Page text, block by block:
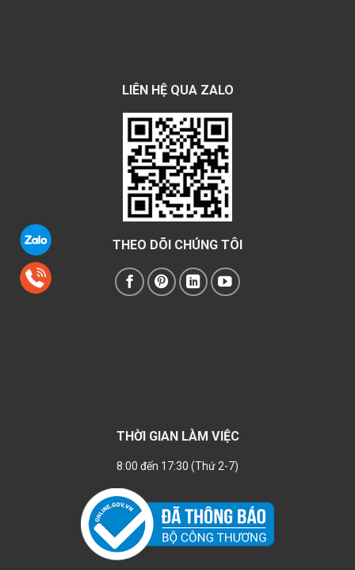
LIÊN HỆ QUA ZALO
THEO DÕI CHÚNG TÔI
THỜI GIAN LÀM VIỆC
8:00 đến 17:30 (Thứ 2-7)